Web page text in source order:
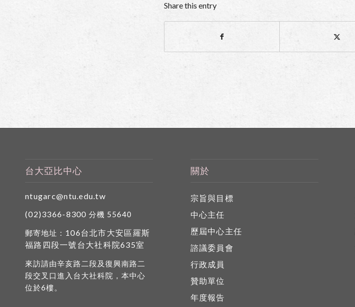
Share this entry
台大亞比中心
ntugarc@ntu.edu.tw
(02)3366-8300 分機 55640
郵寄地址： 106台北市大安區羅斯
福路四段一號台大社科院635室
來訪請由辛亥路二段及復興南路二
段交叉口進入台大社科院，本中心
位於6樓。
關於
宗旨與目標
中心主任
歷屆中心主任
諮議委員會
行政成員
贊助單位
年度報告